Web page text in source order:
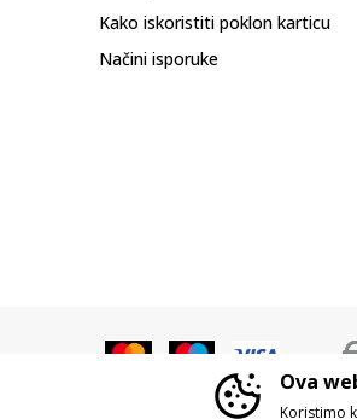
Kako iskoristiti poklon karticu
Načini isporuke
Ova
Koristimo